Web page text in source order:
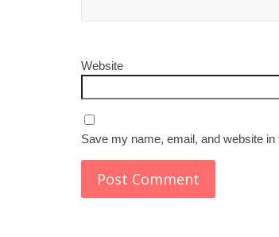
Website
Save my name, email, and website